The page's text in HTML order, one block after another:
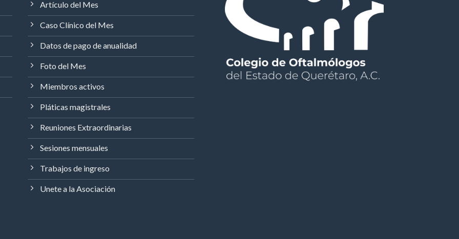
Artículo del Mes
Caso Clínico del Mes
Datos de pago de anualidad
Foto del Mes
Miembros activos
Pláticas magistrales
Reuniones Extraordinarias
Sesiones mensuales
Trabajos de ingreso
Unete a la Asociación